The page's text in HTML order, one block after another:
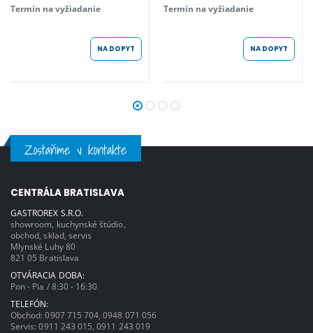
Termín na vyžiadanie
NA DOPYT
Termín na vyžiadanie
NA DOPYT
Zostaňme v kontakte
CENTRÁLA BRATISLAVA
GASTROREX S.R.O.
showroom, kuchynské štúdio,
obchod, sklad, servis
Mlynské Luhy 80
821 05 Bratislava
OTVÁRACIA DOBA:
Pon - Pia / 8:30 - 16:30
TELEFÓN:
Obchod:0907 715 704 ,0948 071 056
Servis:0911 243 015 ,0911 243 019